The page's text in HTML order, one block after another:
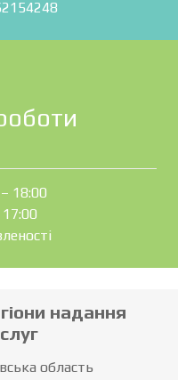
18:00
надання
область